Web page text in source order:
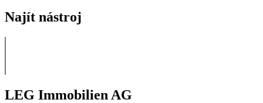
Najít nástroj
LEG Immobilien AG